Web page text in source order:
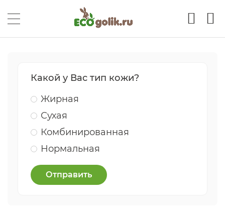
Какой у Вас тип кожи?
Жирная
Сухая
Комбинированная
Нормальная
Отправить